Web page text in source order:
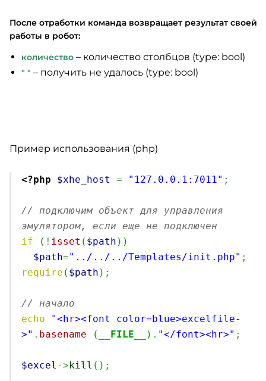
После отработки команда возвращает результат своей
работы в робот:
количество – количество столбцов (type: bool)
" " – получить не удалось (type: bool)
Пример использования (php)
<?php $xhe_host = "127.0.0.1:7011" ;
// подключим объект для управления
эмулятором, если еще не подключен
if
( ! isset ( $path ) )
$path="../../../Templates/init.php" ;
require ( $path ) ;
// начало
echo
"<hr><font color=blue>excelfile-
>" . basename ( __FILE__ ) . "</font><hr>" ;
$excel ->kill ( ) ;